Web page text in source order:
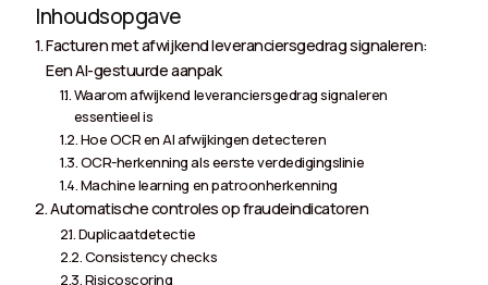
Inhoudsopgave
Facturen met afwijkend leveranciersgedrag signaleren:
Een AI-gestuurde aanpak
Waarom afwijkend leveranciersgedrag signaleren
essentieel is
Hoe OCR en AI afwijkingen detecteren
OCR-herkenning als eerste verdedigingslinie
Machine learning en patroonherkenning
Automatische controles op fraudeindicatoren
Duplicaatdetectie
Consistency checks
Risicoscoring